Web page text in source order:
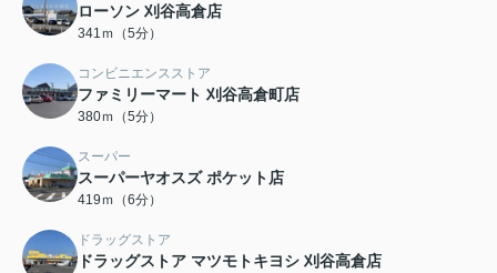
ローソン 刈谷高倉店
341ｍ（5分）
コンビニエンスストア
ファミリーマート 刈谷高倉町店
380ｍ（5分）
スーパー
スーパーヤオスズ ポケット店
419ｍ（6分）
ドラッグストア
ドラッグストア マツモトキヨシ 刈谷高倉店